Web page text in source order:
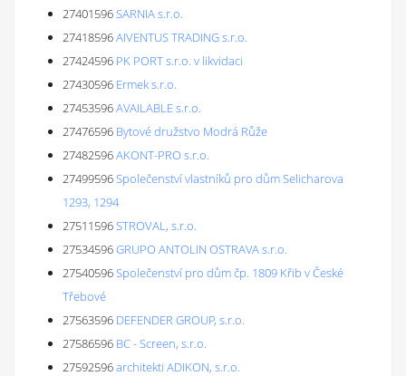
27401596SARNIA s.r.o.
27418596AIVENTUS TRADING s.r.o.
27424596 PK PORT s.r.o. v likvidaci
27430596 Ermek s.r.o.
27453596AVAILABLE s.r.o.
27476596 Bytové družstvo Modrá Růže
27482596AKONT-PRO s.r.o.
27499596Společenství vlastníků pro dům Selicharova
1293, 1294
27511596STROVAL, s.r.o.
27534596GRUPO ANTOLIN OSTRAVA s.r.o.
27540596Společenství pro dům čp. 1809 Křib v České
Třebové
27563596 DEFENDER GROUP, s.r.o.
27586596 BC - Screen, s.r.o.
27592596architekti ADIKON, s.r.o.